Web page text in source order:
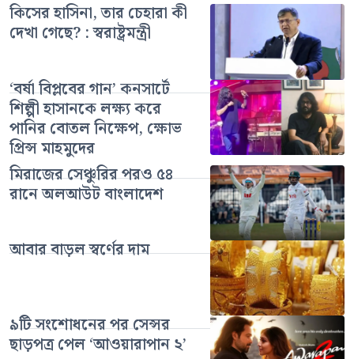
কিসের হাসিনা, তার চেহারা কী
দেখা গেছে? : স্বরাষ্ট্রমন্ত্রী
‘বর্ষা বিপ্লবের গান’ কনসার্টে
শিল্পী হাসানকে লক্ষ্য করে
পানির বোতল নিক্ষেপ, ক্ষোভ
প্রিন্স মাহমুদের
মিরাজের সেঞ্চুরির পরও ৫৪
রানে অলআউট বাংলাদেশ
আবার বাড়ল স্বর্ণের দাম
৯টি সংশোধনের পর সেন্সর
ছাড়পত্র পেল ‘আওয়ারাপান ২’